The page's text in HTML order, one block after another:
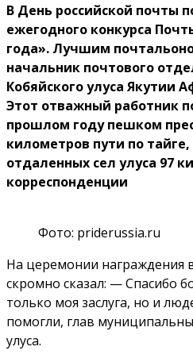
В День российской почты
ежегодного конкурса
года». Лучшим
начальник почтового
Кобяйского улуса Якутии
Этот отважный работник
прошлом году пешком
километров пути по
отдаленных сел улуса 97
корреспонденции
Фото: priderussia.ru
На церемонии награждения
скромно сказал: — Спасибо
только моя заслуга, но и
помогли, глав
улуса.